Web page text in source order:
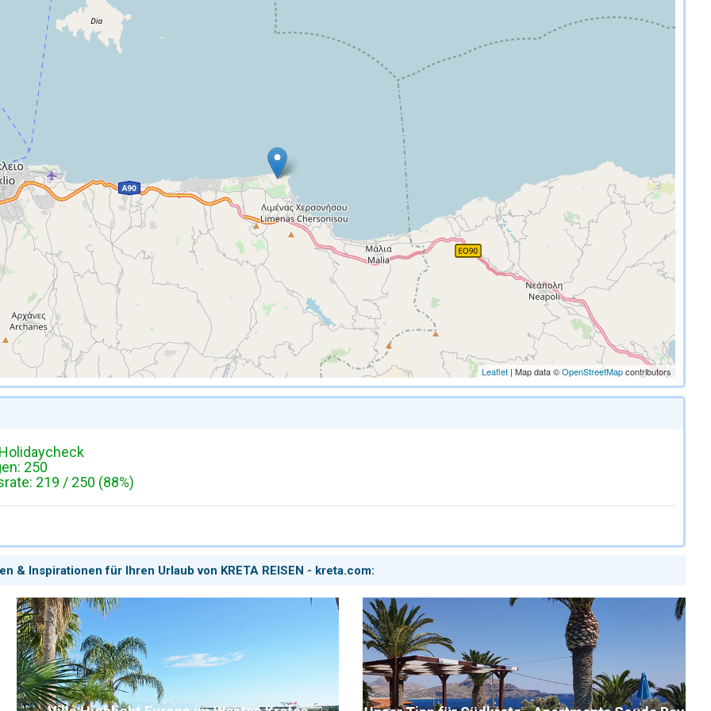
Leaflet | Map data ©OpenStreetMapcontributors
250
219 / 250 (88%)
& Inspirationen für Ihren Urlaub von KRETA REISEN - kreta.com: